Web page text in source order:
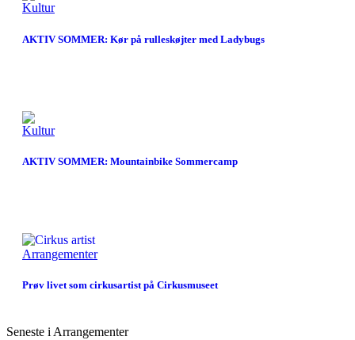
Kultur
AKTIV SOMMER: Kør på rulleskøjter med Ladybugs
Kultur
AKTIV SOMMER: Mountainbike Sommercamp
Arrangementer
Prøv livet som cirkusartist på Cirkusmuseet
Seneste i Arrangementer